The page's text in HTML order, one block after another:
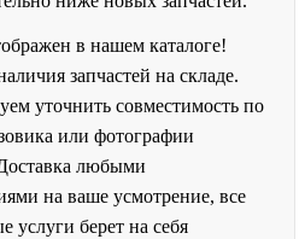
в нашем каталоге!
запчастей на складе.
уточнить совместимость по
или фотографии
любыми
на ваше усмотрение, все
услуги берет на себя